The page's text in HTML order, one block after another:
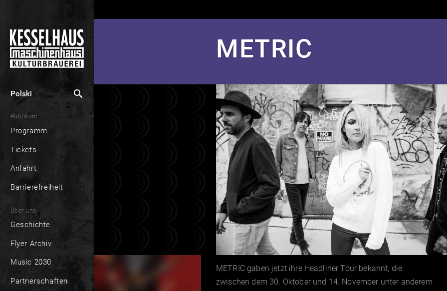
Polski search
Publikum
Programm
Tickets
Anfahrt
Barrierefreiheit
Über uns
Geschichte
Flyer Archiv
Music 2030
Partnerschaften
METRIC
METRIC gaben jetzt ihre Headliner Tour bekannt, die
zwischen dem 30. Oktober und 14. November unter anderem